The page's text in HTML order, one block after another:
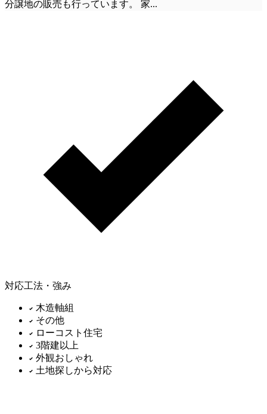
分譲地の販売も行っています。 家...
対応工法・強み
木造軸組
その他
ローコスト住宅
3階建以上
外観おしゃれ
土地探しから対応